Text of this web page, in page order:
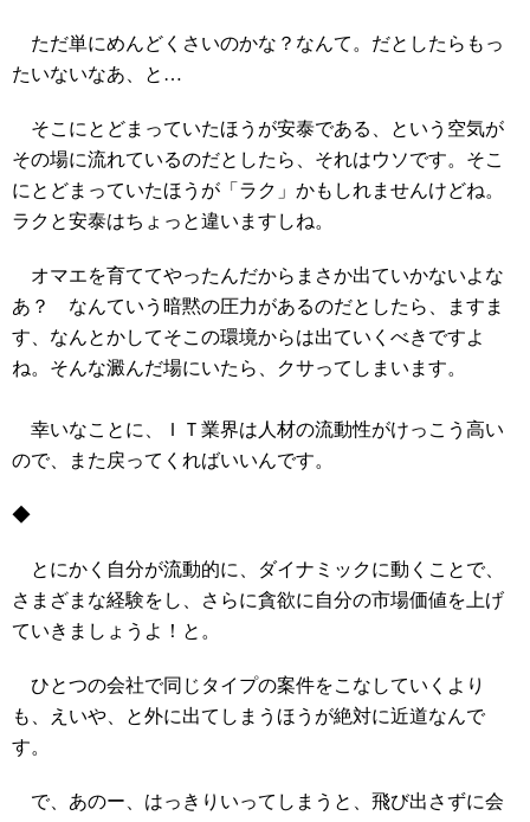
ただ単にめんどくさいのかな？なんて。だとしたらもっ
たいないなあ、と…
そこにとどまっていたほうが安泰である、という空気が
その場に流れているのだとしたら、それはウソです。そこ
にとどまっていたほうが「ラク」かもしれませんけどね。
ラクと安泰はちょっと違いますしね。
オマエを育ててやったんだからまさか出ていかないよな
あ？ なんていう暗黙の圧力があるのだとしたら、ますま
す、なんとかしてそこの環境からは出ていくべきですよ
ね。そんな澱んだ場にいたら、クサってしまいます。
幸いなことに、ＩＴ業界は人材の流動性がけっこう高い
ので、また戻ってくればいいんです。
◆
とにかく自分が流動的に、ダイナミックに動くことで、
さまざまな経験をし、さらに貪欲に自分の市場価値を上げ
ていきましょうよ！と。
ひとつの会社で同じタイプの案件をこなしていくより
も、えいや、と外に出てしまうほうが絶対に近道なんで
す。
で、あのー、はっきりいってしまうと、飛び出さずに会